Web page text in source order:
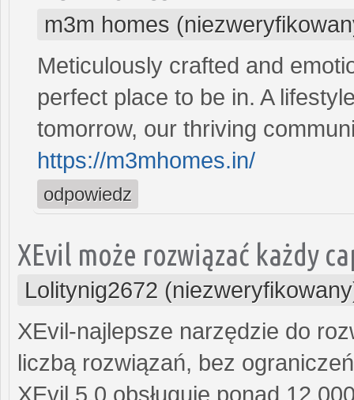
m3m homes
Meticulously crafted and
perfect place to be in. A
tomorrow, our thriving
https://m3mhomes.in/
odpowiedz
XEvil może rozwiązać każdy
Lolitynig2672
XEvil-najlepsze narzędzie do
liczbą rozwiązań, bez
XEvil 5.0 obsługuje ponad